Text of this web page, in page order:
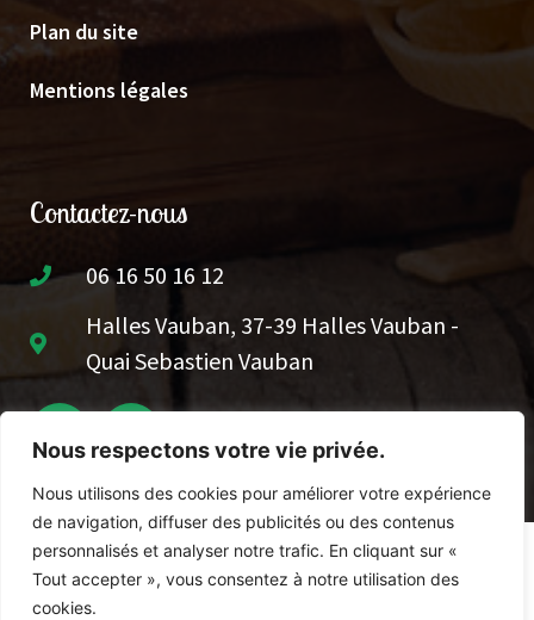
Nous respectons votre vie privée.
Nous utilisons des cookies pour améliorer votre expérience
de navigation, diffuser des publicités ou des contenus
personnalisés et analyser notre trafic. En cliquant sur «
Tout accepter », vous consentez à notre utilisation des
cookies.
Plan du site
Mentions légales
Contactez-nous
06 16 50 16 12
Halles Vauban, 37-39 Halles Vauban -
Quai Sebastien Vauban
© Mano Di Pasta – Copyright 2023 – Tous droits
réservés